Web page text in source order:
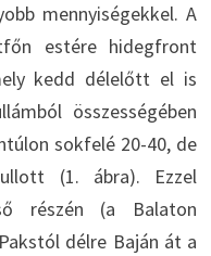
mennyiségekkel. A
estére hidegfront
kedd délelőtt el is
összességében
sokfelé 20-40, de
(1. ábra). Ezzel
részén (a Balaton
délre Baján át a